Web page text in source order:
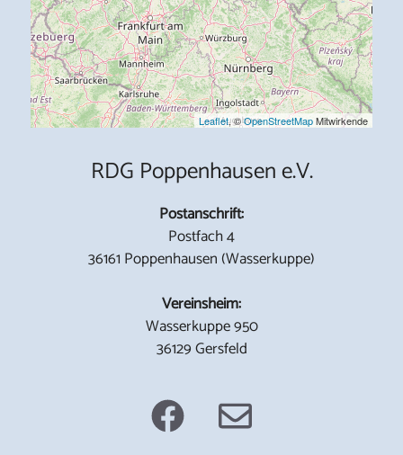
Leaflet, ©OpenStreetMapMitwirkende
RDG Poppenhausen e.V.
Postanschrift:
Postfach 4
36161 Poppenhausen (Wasserkuppe)
Vereinsheim:
Wasserkuppe 950
36129 Gersfeld